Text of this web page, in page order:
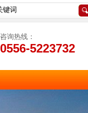
咨询热线：
0556-5223732